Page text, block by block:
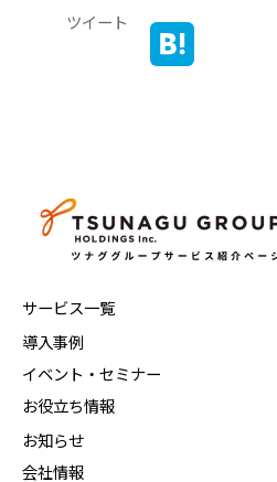
ツイート
サービス一覧
導入事例
イベント・セミナー
お役立ち情報
お知らせ
会社情報